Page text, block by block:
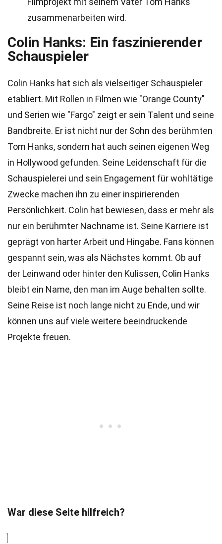
zusammenarbeiten wird.
Colin Hanks: Ein faszinierender
Schauspieler
Colin Hanks hat sich als vielseitiger Schauspieler
etabliert. Mit Rollen in Filmen wie "Orange County"
und Serien wie "Fargo" zeigt er sein Talent und seine
Bandbreite. Er ist nicht nur der Sohn des berühmten
Tom Hanks, sondern hat auch seinen eigenen Weg
in Hollywood gefunden. Seine Leidenschaft für die
Schauspielerei und sein Engagement für wohltätige
Zwecke machen ihn zu einer inspirierenden
Persönlichkeit. Colin hat bewiesen, dass er mehr als
nur ein berühmter Nachname ist. Seine Karriere ist
geprägt von harter Arbeit und Hingabe. Fans können
gespannt sein, was als Nächstes kommt. Ob auf
der Leinwand oder hinter den Kulissen, Colin Hanks
bleibt ein Name, den man im Auge behalten sollte.
Seine Reise ist noch lange nicht zu Ende, und wir
können uns auf viele weitere beeindruckende
Projekte freuen.
War diese Seite hilfreich?